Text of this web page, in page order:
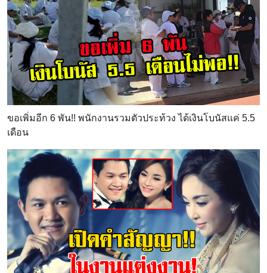
ขอเพิ่มอีก 6 พัน!! พนักงานรวมตัวประท้วง ได้เงินโบนัสแค่ 5.5
เดือน